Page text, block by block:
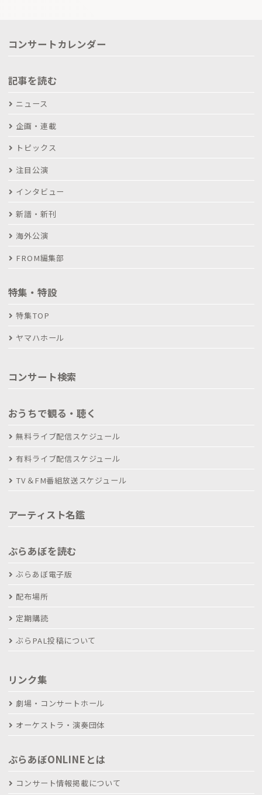
コンサートカレンダー
記事を読む
ニュース
企画・連載
トピックス
注目公演
インタビュー
新譜・新刊
海外公演
FROM編集部
特集・特設
特集TOP
ヤマハホール
コンサート検索
おうちで観る・聴く
無料ライブ配信スケジュール
有料ライブ配信スケジュール
TV＆FM番組放送スケジュール
アーティスト名鑑
ぶらあぼを読む
ぶらあぼ電子版
配布場所
定期購読
ぶらPAL投稿について
リンク集
劇場・コンサートホール
オーケストラ・演奏団体
ぶらあぼONLINEとは
コンサート情報掲載について